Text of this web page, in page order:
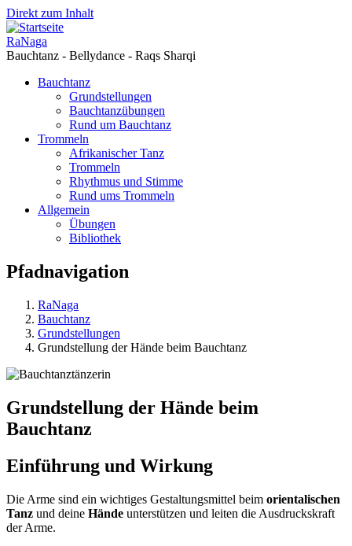
Direkt zum Inhalt
RaNaga
Bauchtanz - Bellydance - Raqs Sharqi
Bauchtanz
Grundstellungen
Bauchtanzübungen
Rund um Bauchtanz
Trommeln
Afrikanischer Tanz
Trommeln
Rhythmus und Stimme
Rund ums Trommeln
Allgemein
Übungen
Bibliothek
Pfadnavigation
RaNaga
Bauchtanz
Grundstellungen
Grundstellung der Hände beim Bauchtanz
Grundstellung der Hände beim
Bauchtanz
Einführung und Wirkung
Die Arme sind ein wichtiges Gestaltungsmittel beim orientalischen
Tanz und deine Hände unterstützen und leiten die Ausdruckskraft
der Arme.